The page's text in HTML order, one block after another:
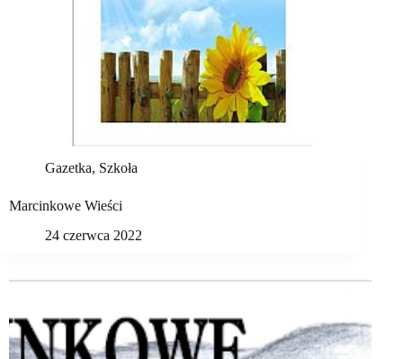
Gazetka, Szkoła
Marcinkowe Wieści
24 czerwca 2022